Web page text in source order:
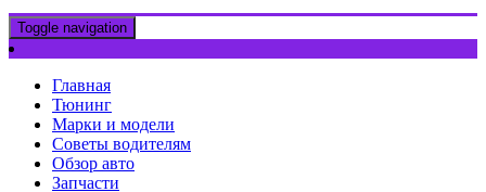
Toggle navigation
Главная
Тюнинг
Марки и модели
Советы водителям
Обзор авто
Запчасти